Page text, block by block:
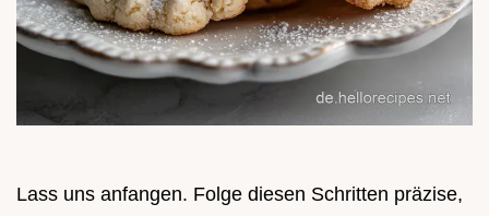
Lass uns anfangen. Folge diesen Schritten präzise,